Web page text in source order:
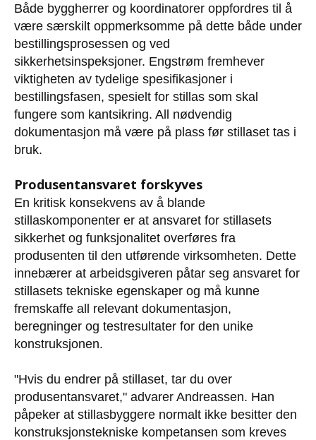
Både byggherrer og koordinatorer oppfordres til å
være særskilt oppmerksomme på dette både under
bestillingsprosessen og ved
sikkerhetsinspeksjoner. Engstrøm fremhever
viktigheten av tydelige spesifikasjoner i
bestillingsfasen, spesielt for stillas som skal
fungere som kantsikring. All nødvendig
dokumentasjon må være på plass før stillaset tas i
bruk.
Produsentansvaret forskyves
En kritisk konsekvens av å blande
stillaskomponenter er at ansvaret for stillasets
sikkerhet og funksjonalitet overføres fra
produsenten til den utførende virksomheten. Dette
innebærer at arbeidsgiveren påtar seg ansvaret for
stillasets tekniske egenskaper og må kunne
fremskaffe all relevant dokumentasjon,
beregninger og testresultater for den unike
konstruksjonen.
"Hvis du endrer på stillaset, tar du over
produsentansvaret," advarer Andreassen. Han
påpeker at stillasbyggere normalt ikke besitter den
konstruksjonstekniske kompetansen som kreves